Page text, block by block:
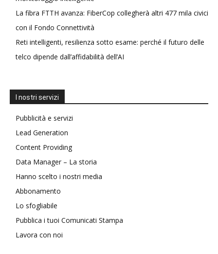
La fibra FTTH avanza: FiberCop collegherà altri 477 mila civici
con il Fondo Connettività
Reti intelligenti, resilienza sotto esame: perché il futuro delle
telco dipende dall’affidabilità dell’AI
I nostri servizi
Pubblicità e servizi
Lead Generation
Content Providing
Data Manager – La storia
Hanno scelto i nostri media
Abbonamento
Lo sfogliabile
Pubblica i tuoi Comunicati Stampa
Lavora con noi